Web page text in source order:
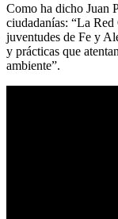
Como ha dicho Juan
ciudadanías: “La Red
juventudes de Fe y
y prácticas que
ambiente”.